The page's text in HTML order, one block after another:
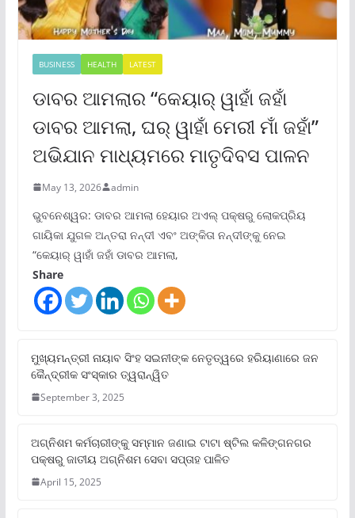
BUSINESS HEALTH LATEST
ଡାବର ଆମଲାର “କେୟାର୍ ୱାହାଁ ଜହାଁ
ଡାବର ଆମଲା, ଘର୍ ୱାହାଁ ମେରୀ ମାଁ ଜହାଁ”
ଅଭିଯାନ ମାଧ୍ୟମରେ ମାତୃଦିବସ ପାଳନ
May 13, 2026 admin
ଭୁବନେଶ୍ୱର: ଡାବର ଆମଲା ହେୟାର ଅଏଲ୍ ପକ୍ଷରୁ ଲୋକପ୍ରିୟ
ଗାୟିକା ଯୁଗଳ ଅନ୍ତରା ନନ୍ଦୀ ଏବଂ ଅଙ୍କିତା ନନ୍ଦୀଙ୍କୁ ନେଇ
“କେୟାର୍ ୱାହାଁ ଜହାଁ ଡାବର ଆମଲା,
Share
ମୁଖ୍ୟମନ୍ତ୍ରୀ ନାୟାବ ସିଂହ ସଇନୀଙ୍କ ନେତୃତ୍ୱରେ ହରିୟାଣାରେ ଜନ
କୈନ୍ଦ୍ରୀକ ସଂସ୍କାର ତ୍ୱରାନ୍ୱିତ
September 3, 2025
ଅଗ୍ନିଶମ କର୍ମଚାରୀଙ୍କୁ ସମ୍ମାନ ଜଣାଇ ଟାଟା ଷ୍ଟିଲ କଳିଙ୍ଗନଗର
ପକ୍ଷରୁ ଜାତୀୟ ଅଗ୍ନିଶମ ସେବା ସପ୍ତାହ ପାଳିତ
April 15, 2025